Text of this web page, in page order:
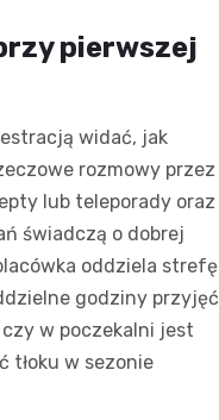
pierwszej
widać, jak
rozmowy przez
lub teleporady oraz
świadczą o dobrej
oddziela strefę
godziny przyjęć
w poczekalni jest
tłoku w sezonie